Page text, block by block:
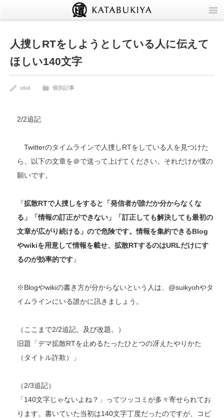
人捜しRTをしようとしている人に伝えて
ほしい140文字
usui 個別記事
2/2追記
Twitterのタイムラインで人捜しRTをしている人を見つけた
ら、以下の文章を＠で送って上げてください。それだけが僕の
願いです。
『拡散RTで人捜しをすると「発信者が誰だか分からなくな
る」「情報の訂正ができない」「訂正しても解決しても最初の
文章が広がり続ける」ので危険です。情報を集約できるBlog
やwikiを用意して情報を載せ、拡散RTするのはURLだけにす
るのが効率的です』
※Blogやwikiの書き方が分からないという人は、@suikyohやタ
イムラインにいる誰かに訊きましょう。
（ここまで2/2追記。及び改題。）
旧題「デマ拡散RTを止めるたったひとつの冴えたやりかた
（タイトル詐欺）」
（2/3追記）
「140文字じゃないよね？」ってツッコミが多々寄せられてお
ります。書いていた当初は140文字丁度だったのですが、コピ
Info
同人